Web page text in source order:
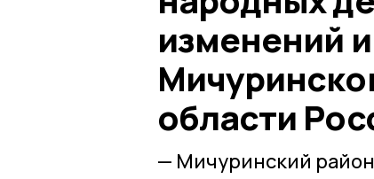
изменений
области
— Мичуринский